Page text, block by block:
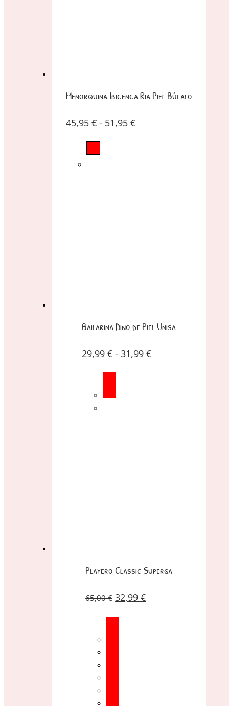
Menorquina Ibicenca Ria Piel Búfalo
45,95 € - 51,95 €
Bailarina Dino de Piel Unisa
29,99 € - 31,99 €
Playero Classic Superga
65,00€ 32,99 €